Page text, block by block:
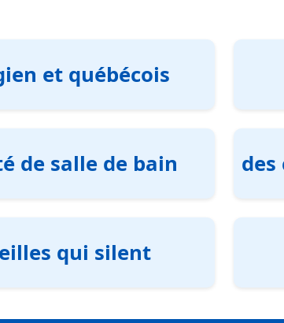
et québécois
de salle de bain des
qui silent